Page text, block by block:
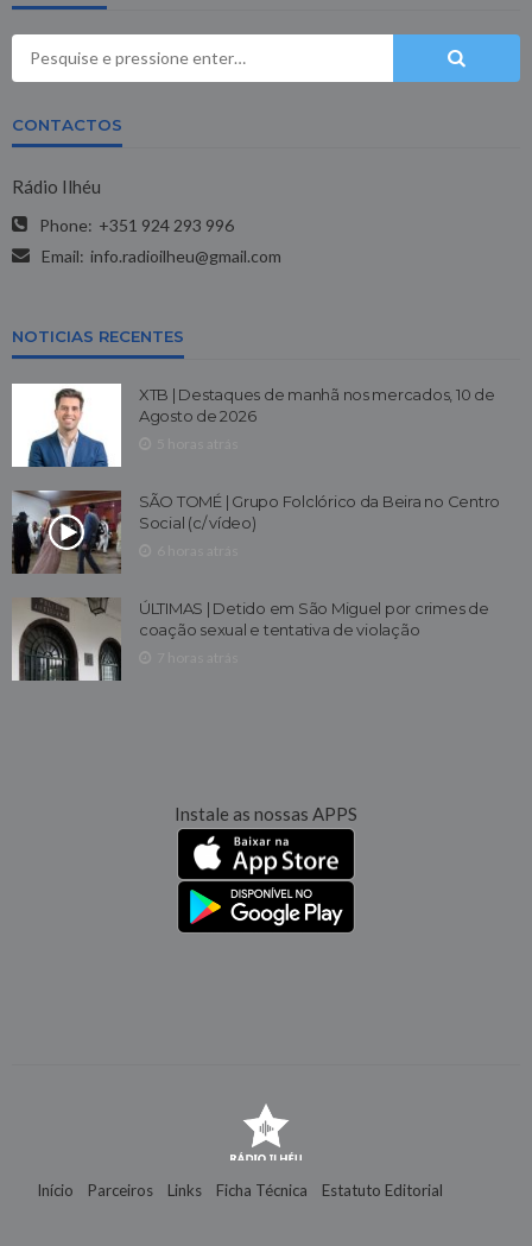
CONTACTOS
Rádio Ilhéu
Phone: +351 924 293 996
Email: info.radioilheu@gmail.com
NOTICIAS RECENTES
XTB | Destaques de manhã nos mercados, 10 de
Agosto de 2026
SÃO TOMÉ | Grupo Folclórico da Beira no Centro
Social (c/ vídeo)
ÚLTIMAS | Detido em São Miguel por crimes de
coação sexual e tentativa de violação
Instale as nossas APPS
Início Parceiros Links Ficha Técnica Estatuto Editorial